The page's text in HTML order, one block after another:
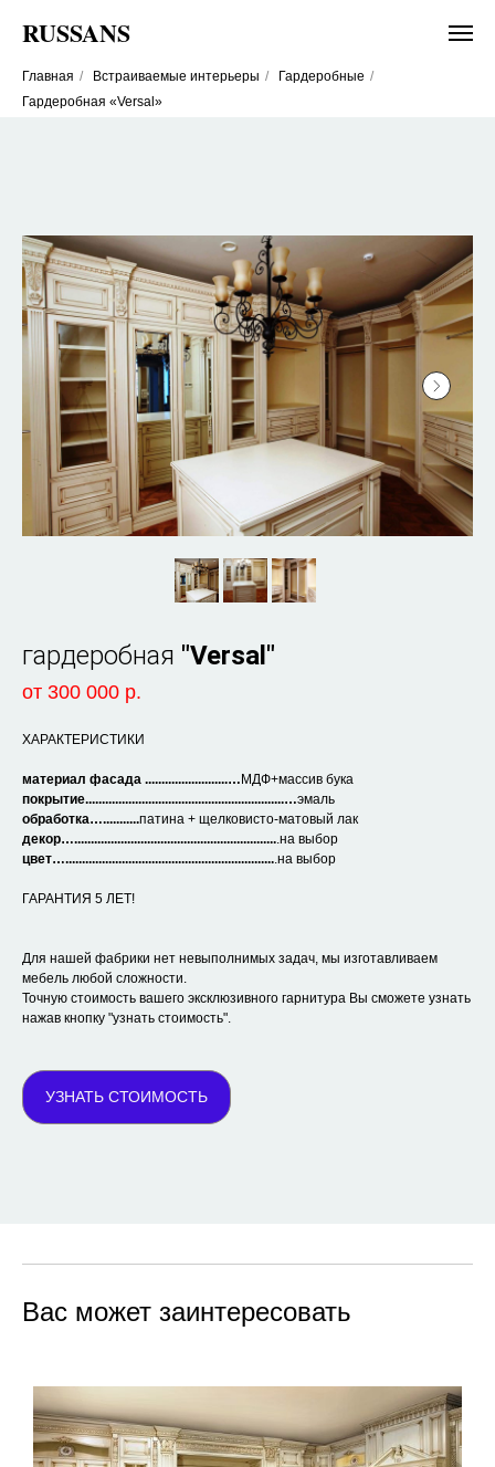
RUSSANS
Главная / Встраиваемые интерьеры / Гардеробные /
Гардеробная «Versal»
гардеробная "Versal"
от 300 000 р.
ХАРАКТЕРИСТИКИ
материал фасада .........................… МДФ+массив бука
покрытие............................................................…эмаль
обработка…...........патина + щелковисто-матовый лак
декор…..............................................................на выбор
цвет…................................................................на выбор
ГАРАНТИЯ 5 ЛЕТ!
Для нашей фабрики нет невыполнимых задач, мы изготавливаем
мебель любой сложности.
Точную стоимость вашего эксклюзивного гарнитура Вы сможете узнать
нажав кнопку "узнать стоимость".
УЗНАТЬ СТОИМОСТЬ
Вас может заинтересовать